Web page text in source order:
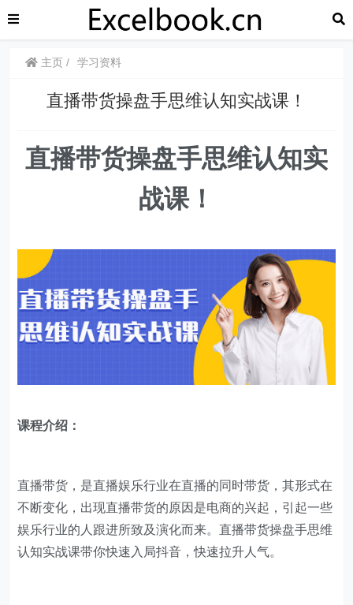
主页 学习资料
直播带货操盘手思维认知实战课！
直播带货操盘手思维认知实
战课！
课程介绍：
直播带货，是直播娱乐行业在直播的同时带货，其形式在
不断变化，出现直播带货的原因是电商的兴起，引起一些
娱乐行业的人跟进所致及演化而来。直播带货操盘手思维
认知实战课带你快速入局抖音，快速拉升人气。